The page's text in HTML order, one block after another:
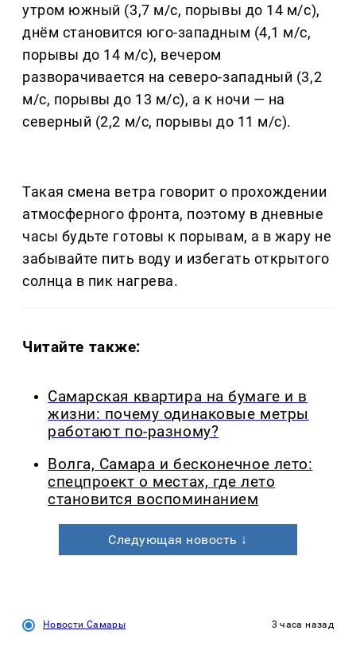
утром южный (3,7 м/с, порывы до 14 м/с),
днём становится юго-западным (4,1 м/с,
порывы до 14 м/с), вечером
разворачивается на северо-западный (3,2
м/с, порывы до 13 м/с), а к ночи — на
северный (2,2 м/с, порывы до 11 м/с).
Такая смена ветра говорит о прохождении
атмосферного фронта, поэтому в дневные
часы будьте готовы к порывам, а в жару не
забывайте пить воду и избегать открытого
солнца в пик нагрева.
Читайте также:
Самарская квартира на бумаге и в
жизни: почему одинаковые метры
работают по-разному?
Волга, Самара и бесконечное лето:
спецпроект о местах, где лето
становится воспоминанием
Следующая новость ↓
Новости Самары 3 часа назад